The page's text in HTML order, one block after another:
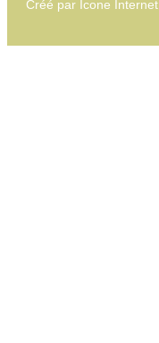
Créé par Icone Internet